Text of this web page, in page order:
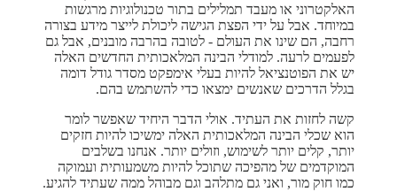
האלקטרוני או מעבד תמלילים בתור טכנולוגיות מרגשות
במיוחד. אבל על ידי הפצת הגישה ליכולת לייצר מידע בצורה
רחבה, הם שינו את העולם - לטובה בהרבה מובנים, אבל גם
לפעמים לרעה. למודלי הבינה המלאכותית החדשים האלה
יש את הפוטנציאל להיות בעלי אימפקט מסדר גודל דומה
בגלל הדרכים שאנשים ימצאו כדי להשתמש בהם.
קשה לחזות את העתיד. אולי הדבר היחיד שאפשר לומר
הוא שכלי הבינה המלאכותית האלה ימשיכו להיות חזקים
יותר, קלים יותר לשימוש, וזולים יותר. אנחנו בשלבים
המוקדמים של מהפיכה שתוכל להיות משמעותית ועמוקה
כמו חוק מור, ואני גם מתלהב וגם מבוהל ממה שעתיד להגיע.